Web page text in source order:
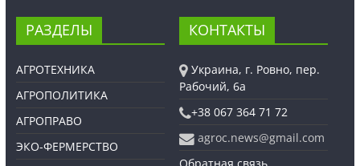
РАЗДЕЛЫ
АГРОТЕХНИКА
АГРОПОЛИТИКА
АГРОПРАВО
ЭКО-ФЕРМЕРСТВО
КОНТАКТЫ
Украина, г. Ровно, пер.
Рабочий, 6а
+38 067 364 71 72
agroc.news@gmail.com